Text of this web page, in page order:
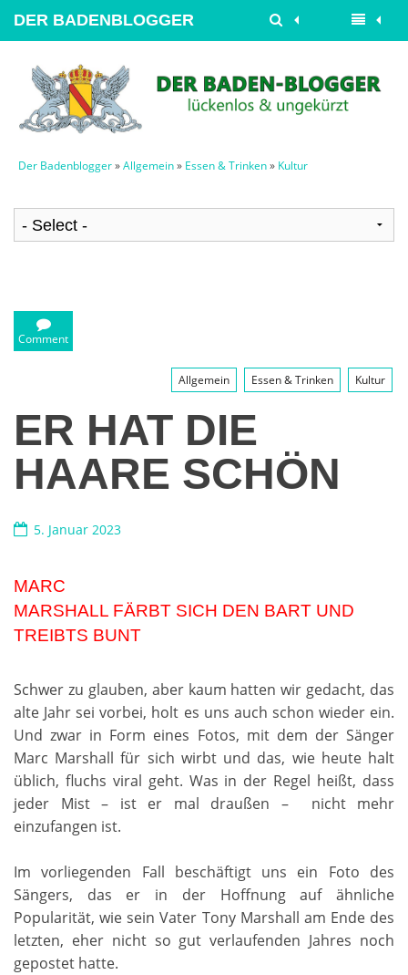
DER BADENBLOGGER
Der Badenblogger»Allgemein» Essen & Trinken» Kultur
Comment
Allgemein Essen & Trinken Kultur
ER HAT DIE
HAARE SCHÖN
5. Januar 2023
MARC
MARSHALL FÄRBT SICH DEN BART UND
TREIBTS BUNT
Schwer zu glauben, aber kaum hatten wir gedacht, das
alte Jahr sei vorbei, holt es uns auch schon wieder ein.
Und zwar in Form eines Fotos, mit dem der Sänger
Marc Marshall für sich wirbt und das, wie heute halt
üblich, fluchs viral geht. Was in der Regel heißt, dass
jeder Mist – ist er mal draußen – nicht mehr
einzufangen ist.
Im vorliegenden Fall beschäftigt uns ein Foto des
Sängers, das er in der Hoffnung auf ähnliche
Popularität, wie sein Vater Tony Marshall am Ende des
letzten, eher nicht so gut verlaufenden Jahres noch
gepostet hatte.